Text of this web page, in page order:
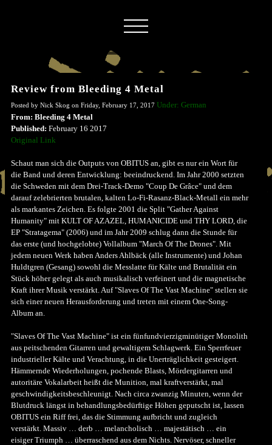
Review from Bleeding 4 Metal
Posted by Nick Skog on Friday, February 17, 2017 Under: German
From: Bleeding 4 Metal
Published: February 16 2017
Original Link
Schaut man sich die Outputs von OBITUS an, gibt es nur ein Wort für
die Band und deren Entwicklung: beeindruckend. Im Jahr 2000 setzten
die Schweden mit dem Drei-Track-Demo "Coup De Grâce" und dem
darauf zelebrierten brutalen, kalten Lo-Fi-Rasanz-Black-Metall ein mehr
als markantes Zeichen. Es folgte 2001 die Split "Gather Against
Humanity" mit KULT OF AZAZEL, HUMANICIDE und THY LORD, die
EP "Stratagema" (2006) und im Jahr 2009 schlug dann die Stunde für
das erste (und hochgelobte) Vollalbum "March Of The Drones". Mit
jedem neuen Werk haben Anders Ahlbäck (alle Instrumente) und Johan
Huldtgren (Gesang) sowohl die Messlatte für Kälte und Brutalität ein
Stück höher gelegt als auch musikalisch verfeinert und die magnetische
Kraft ihrer Musik verstärkt. Auf "Slaves Of The Vast Machine" stellen sie
sich einer neuen Herausforderung und treten mit einem One-Song-
Album an.
"Slaves Of The Vast Machine" ist ein fünfundvierzigminütiger Monolith
aus peitschenden Gitarren und gewaltigem Schlagwerk. Ein Sperrfeuer
industrieller Kälte und Verachtung, in die Unerträglichkeit gesteigert.
Hämmernde Wiederholungen, pochende Blasts, Mördergitarren und
autoritäre Vokalarbeit heißt die Munition, mal kraftverstärkt, mal
geschwindigkeitsbeschleunigt. Nach circa zwanzig Minuten, wenn der
Blutdruck längst in behandlungsbedürftige Höhen geputscht ist, lassen
OBITUS ein Riff frei, das die Stimmung aufbricht und zugleich
verstärkt. Massiv … derb … melancholisch … majestätisch … ein
eisiger Triumph … überraschend aus dem Nichts. Nervöser, schneller